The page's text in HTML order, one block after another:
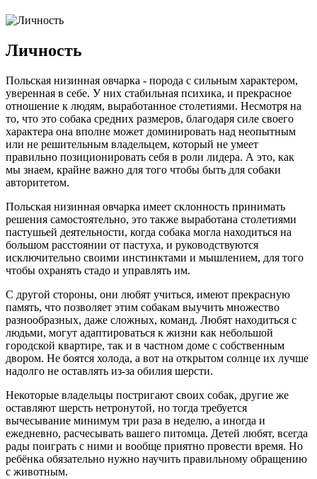
Личность
Польская низинная овчарка - порода с сильным характером,
уверенная в себе. У них стабильная психика, и прекрасное
отношение к людям, выработанное столетиями. Несмотря на
то, что это собака средних размеров, благодаря силе своего
характера она вполне может доминировать над неопытным
или не решительным владельцем, который не умеет
правильно позиционировать себя в роли лидера. А это, как
мы знаем, крайне важно для того чтобы быть для собаки
авторитетом.
Польская низинная овчарка имеет склонность принимать
решения самостоятельно, это также выработана столетиями
пастушьей деятельности, когда собака могла находиться на
большом расстоянии от пастуха, и руководствуются
исключительно своими инстинктами и мышлением, для того
чтобы охранять стадо и управлять им.
С другой стороны, они любят учиться, имеют прекрасную
память, что позволяет этим собакам выучить множество
разнообразных, даже сложных, команд. Любят находиться с
людьми, могут адаптироваться к жизни как небольшой
городской квартире, так и в частном доме с собственным
двором. Не боятся холода, а вот на открытом солнце их лучше
надолго не оставлять из-за обилия шерсти.
Некоторые владельцы постригают своих собак, другие же
оставляют шерсть нетронутой, но тогда требуется
вычесывание минимум три раза в неделю, а иногда и
ежедневно, расчесывать вашего питомца. Детей любят, всегда
рады поиграть с ними и вообще приятно провести время. Но
ребёнка обязательно нужно научить правильному обращению
с животным.